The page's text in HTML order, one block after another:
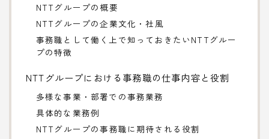
NTTグループの概要
NTTグループの企業文化・社風
事務職として働く上で知っておきたいNTTグルー
プの特徴
NTTグループにおける事務職の仕事内容と役割
多様な事業・部署での事務業務
具体的な業務例
NTTグループの事務職に期待される役割